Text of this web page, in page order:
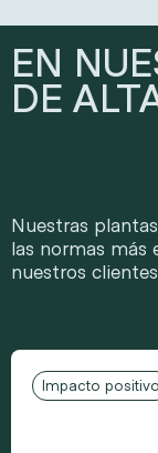
EN
DE
Nuestras
las normas más
nuestros
Impacto positivo